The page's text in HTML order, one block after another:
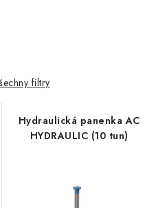
filtry
Hydraulická panenka AC
HYDRAULIC (10 tun)